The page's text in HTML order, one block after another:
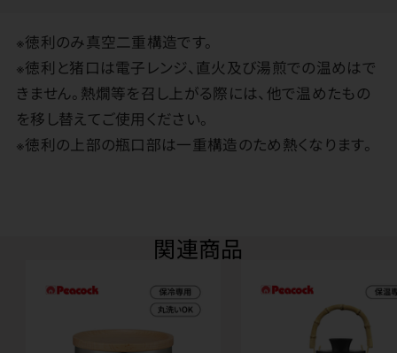
※徳利のみ真空二重構造です。
※徳利と猪口は電子レンジ、直火及び湯煎での温めはで
きません。熱燗等を召し上がる際には、他で温めたもの
を移し替えてご使用ください。
※徳利の上部の瓶口部は一重構造のため熱くなります。
関連商品